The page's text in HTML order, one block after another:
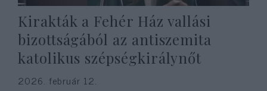
Kirakták a Fehér Ház vallási
bizottságából az antiszemita
katolikus szépségkirálynőt
2026. február 12.